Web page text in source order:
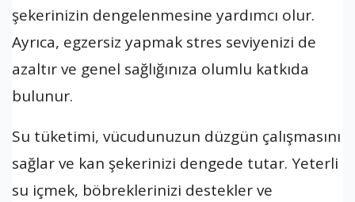
şekerinizin dengelenmesine yardımcı olur.
Ayrıca, egzersiz yapmak stres seviyenizi de
azaltır ve genel sağlığınıza olumlu katkıda
bulunur.
Su tüketimi, vücudunuzun düzgün çalışmasını
sağlar ve kan şekerinizi dengede tutar. Yeterli
su içmek, böbreklerinizi destekler ve